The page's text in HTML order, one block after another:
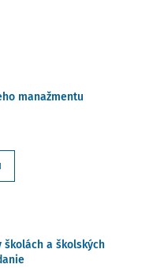
manažmentu
školách a školských